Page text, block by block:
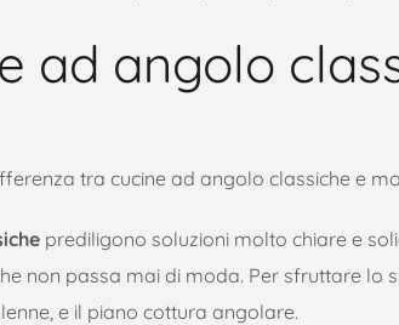
ad angolo
tra cucine ad angolo classiche e
prediligono soluzioni molto chiare e
non passa mai di moda. Per sfruttare lo
e il piano cottura angolare.